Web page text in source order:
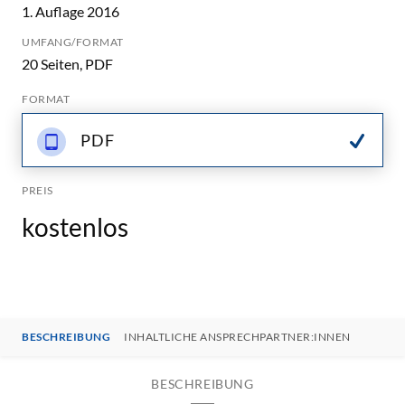
1. Auflage 2016
UMFANG/FORMAT
20 Seiten, PDF
FORMAT
PDF
PREIS
kostenlos
BESCHREIBUNG INHALTLICHE ANSPRECHPARTNER:INNEN
BESCHREIBUNG